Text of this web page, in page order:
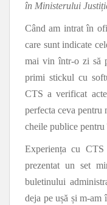
în Ministerului
Când am intrat în
care sunt indicate
mai vin într-o zi să
primi stickul cu
CTS a verificat
perfecta ceva pentru
cheile publice pentru
Experiența cu
prezentat un set
buletinului
deja pe ușă și m-am